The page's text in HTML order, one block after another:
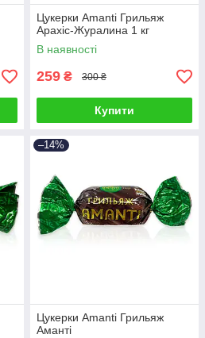
Цукерки Amanti Грильяж
Арахіс-Журалина 1 кг
В наявності
259 ₴ 300 ₴
Купити
–14%
Цукерки Amanti Грильяж
Аманті